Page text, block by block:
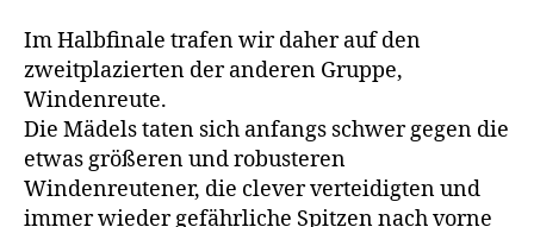
Im Halbfinale trafen wir daher auf den
zweitplazierten der anderen Gruppe,
Windenreute.
Die Mädels taten sich anfangs schwer gegen die
etwas größeren und robusteren
Windenreutener, die clever verteidigten und
immer wieder gefährliche Spitzen nach vorne